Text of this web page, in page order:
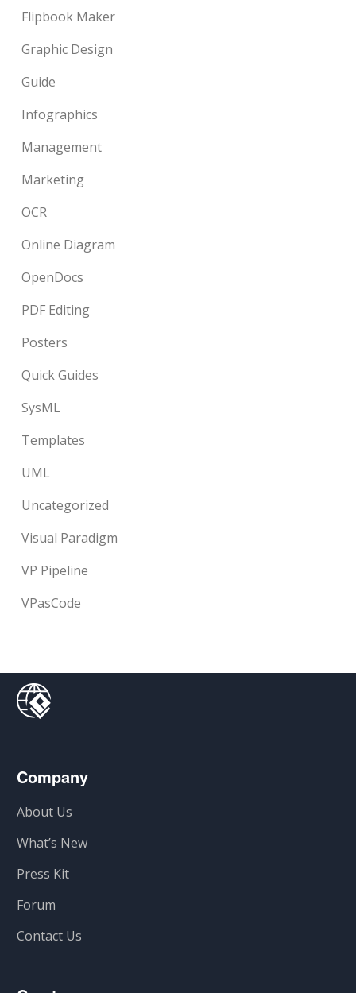
Flipbook Maker
Graphic Design
Guide
Infographics
Management
Marketing
OCR
Online Diagram
OpenDocs
PDF Editing
Posters
Quick Guides
SysML
Templates
UML
Uncategorized
Visual Paradigm
VP Pipeline
VPasCode
Company
About Us
What’s New
Press Kit
Forum
Contact Us